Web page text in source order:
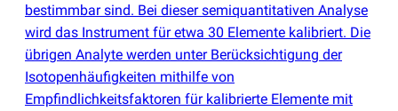
bestimmbar sind. Bei dieser semiquantitativen Analyse
wird das Instrument für etwa 30 Elemente kalibriert. Die
übrigen Analyte werden unter Berücksichtigung der
Isotopenhäufigkeiten mithilfe von
Empfindlichkeitsfaktoren für kalibrierte Elemente mit